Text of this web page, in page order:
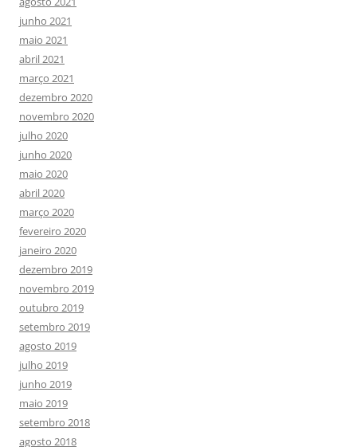
junho 2021
maio 2021
abril 2021
março 2021
dezembro 2020
novembro 2020
julho 2020
junho 2020
maio 2020
abril 2020
março 2020
fevereiro 2020
janeiro 2020
dezembro 2019
novembro 2019
outubro 2019
setembro 2019
agosto 2019
julho 2019
junho 2019
maio 2019
setembro 2018
agosto 2018